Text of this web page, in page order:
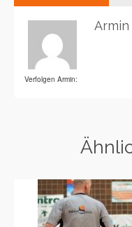
Verfolgen Armin:
Armin